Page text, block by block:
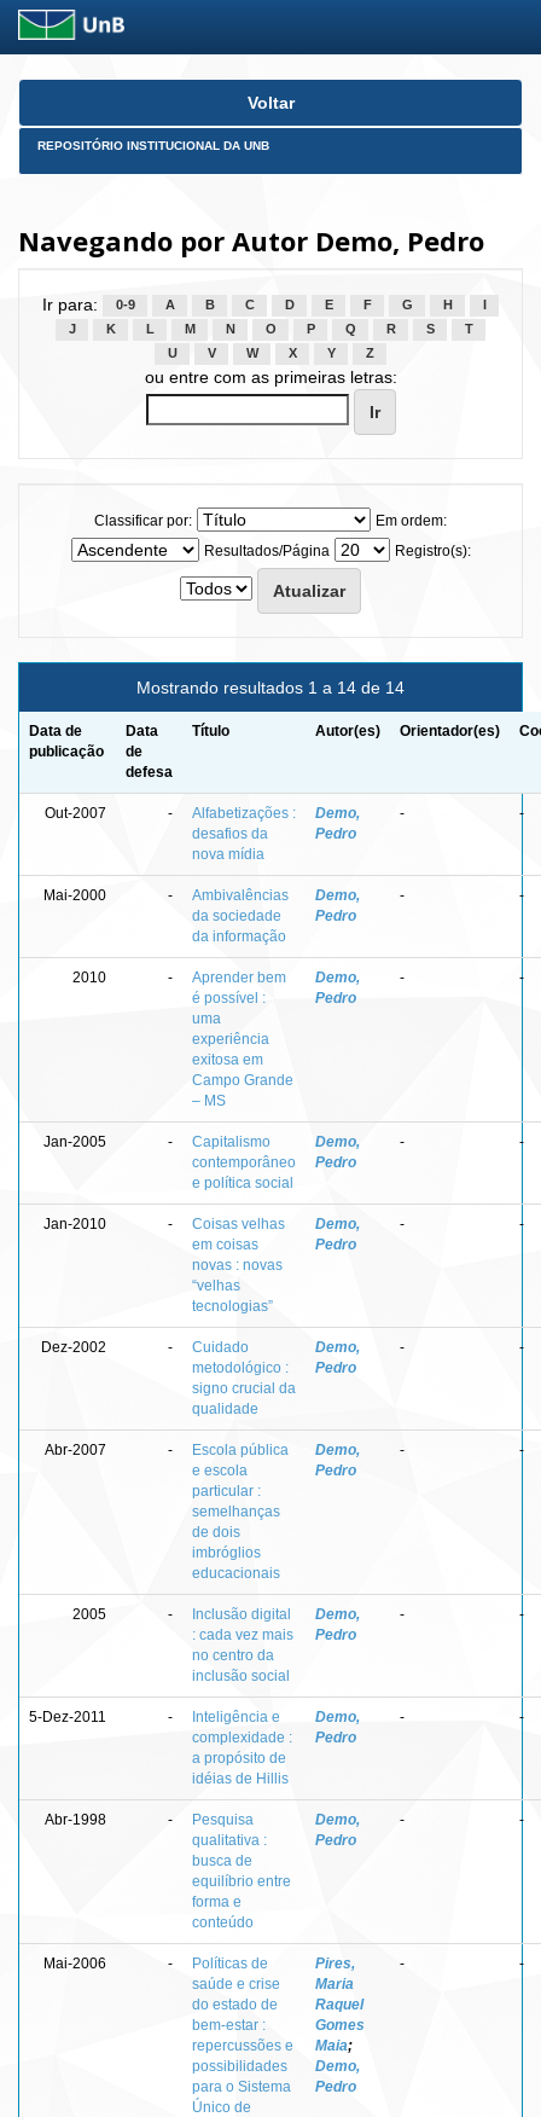
Skip
Voltar
REPOSITÓRIO INSTITUCIONAL DA UNB
Navegando por Autor Demo, Pedro
Ir para: 0-9 A B C D E F G H
J
K L M N O P Q R S
T
U
V W X Y Z
ou entre com as primeiras letras:
Classificar por:
Em ordem:
Resultados/Página
Registro(s):
Mostrando resultados 1 a 14 de 14
Data de
publicação
Data
de
defesa
Título Autor(es) Orientador(es)
Out-2007 -
Alfabetizações :
desafios da
nova mídia
Demo,
Pedro
- -
Mai-2000 -
Ambivalências
da sociedade
da informação
Demo,
Pedro
- -
2010 -
Aprender bem
é possível :
uma
experiência
exitosa em
Campo Grande
– MS
Demo,
Pedro
- -
Jan-2005 -
Capitalismo
contemporâneo
e política social
Demo,
Pedro
- -
Jan-2010 -
Coisas velhas
em coisas
novas : novas
“velhas
tecnologias”
Demo,
Pedro
- -
Dez-2002 -
Cuidado
metodológico :
signo crucial da
qualidade
Demo,
Pedro
- -
Abr-2007 -
Escola pública
e escola
particular :
semelhanças
de dois
imbróglios
educacionais
Demo,
Pedro
- -
2005 -
Inclusão digital
: cada vez mais
no centro da
inclusão social
Demo,
Pedro
- -
5-Dez-2011 -
Inteligência e
complexidade :
a propósito de
idéias de Hillis
Demo,
Pedro
- -
Abr-1998 -
Pesquisa
qualitativa :
busca de
equilíbrio entre
forma e
conteúdo
Demo,
Pedro
- -
Mai-2006 -
Políticas de
saúde e crise
do estado de
bem-estar :
repercussões e
possibilidades
para o Sistema
Único de
Pires,
Maria
Raquel
Gomes
Maia;
Demo,
Pedro
- -